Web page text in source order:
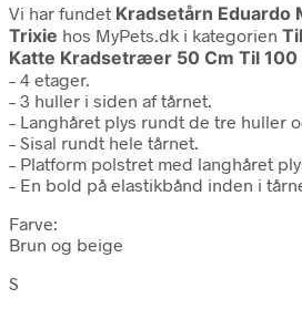
Vi har fundet Kradsetårn Eduardo
Trixie hos MyPets.dk i kategorien
Katte Kradsetræer 50 Cm Til 100
– 4 etager.
– 3 huller i siden af tårnet.
– Langhåret plys rundt de tre huller
– Sisal rundt hele tårnet.
– Platform polstret med langhåret
– En bold på elastikbånd inden i
Farve:
Brun og beige
S